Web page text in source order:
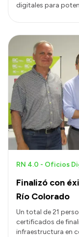
digitales para
Finalizó con
Río Colorado
RN 4.0 - Oficios
Un total de 21
certificados de
infraestructura en